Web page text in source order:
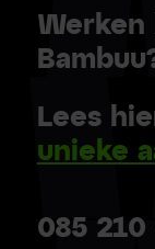
Werken
Lees
unieke
085 210